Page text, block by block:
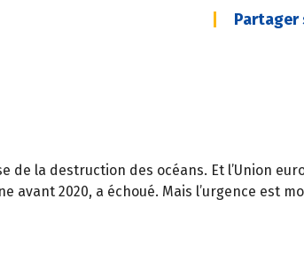
Partager
la destruction des océans. Et l’Union
2020, a échoué. Mais l’urgence est